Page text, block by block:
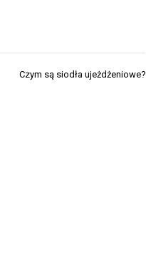
​Czym są siodła ujeżdżeniowe?